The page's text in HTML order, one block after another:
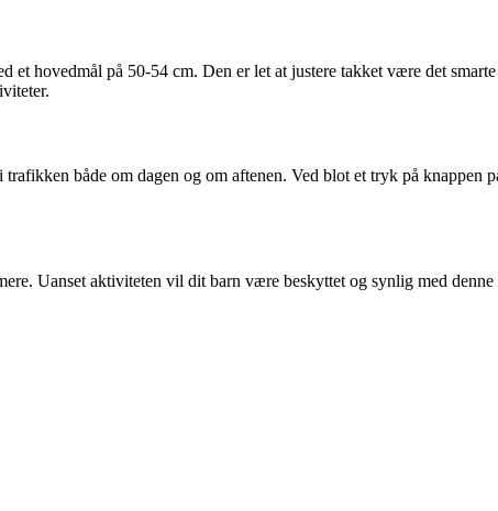
et hovedmål på 50-54 cm. Den er let at justere takket være det
både om dagen og om aftenen. Ved blot et tryk på knappen
Uanset aktiviteten vil dit barn være beskyttet og synlig med